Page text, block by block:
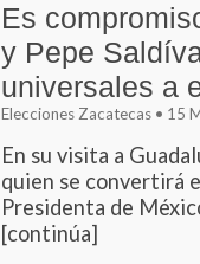
Es
y Pepe
universales a
Elecciones Zacatecas • 15
En su visita a
quien se convertirá
Presidenta de
[continúa]